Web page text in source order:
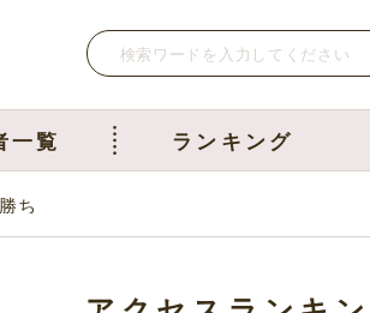
一覧 ランキング
ち